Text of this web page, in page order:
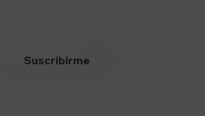
Suscribirme